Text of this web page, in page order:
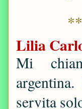
Lilia
Mi
argentina.
servita